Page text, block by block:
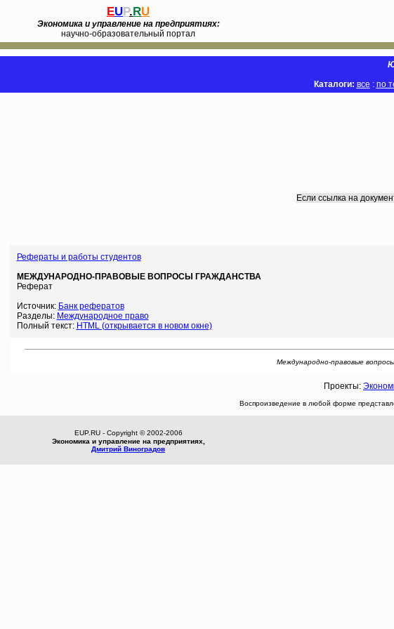
EUP.RU
Экономика и управление на предприятиях:
научно-образовательный портал
Каталоги: все : по
Если ссылка на
Рефераты и работы студентов
МЕЖДУНАРОДНО-ПРАВОВЫЕ ВОПРОСЫ ГРАЖДАНСТВА
Реферат
Источник: Банк рефератов
Разделы: Международное право
Полный текст: HTML (открывается в новом окне)
Международно-правовые
Проекты:
Воспроизведение в любой форме
EUP.RU - Copyright © 2002-2006
Экономика и управление на предприятиях,
Дмитрий Виноградов